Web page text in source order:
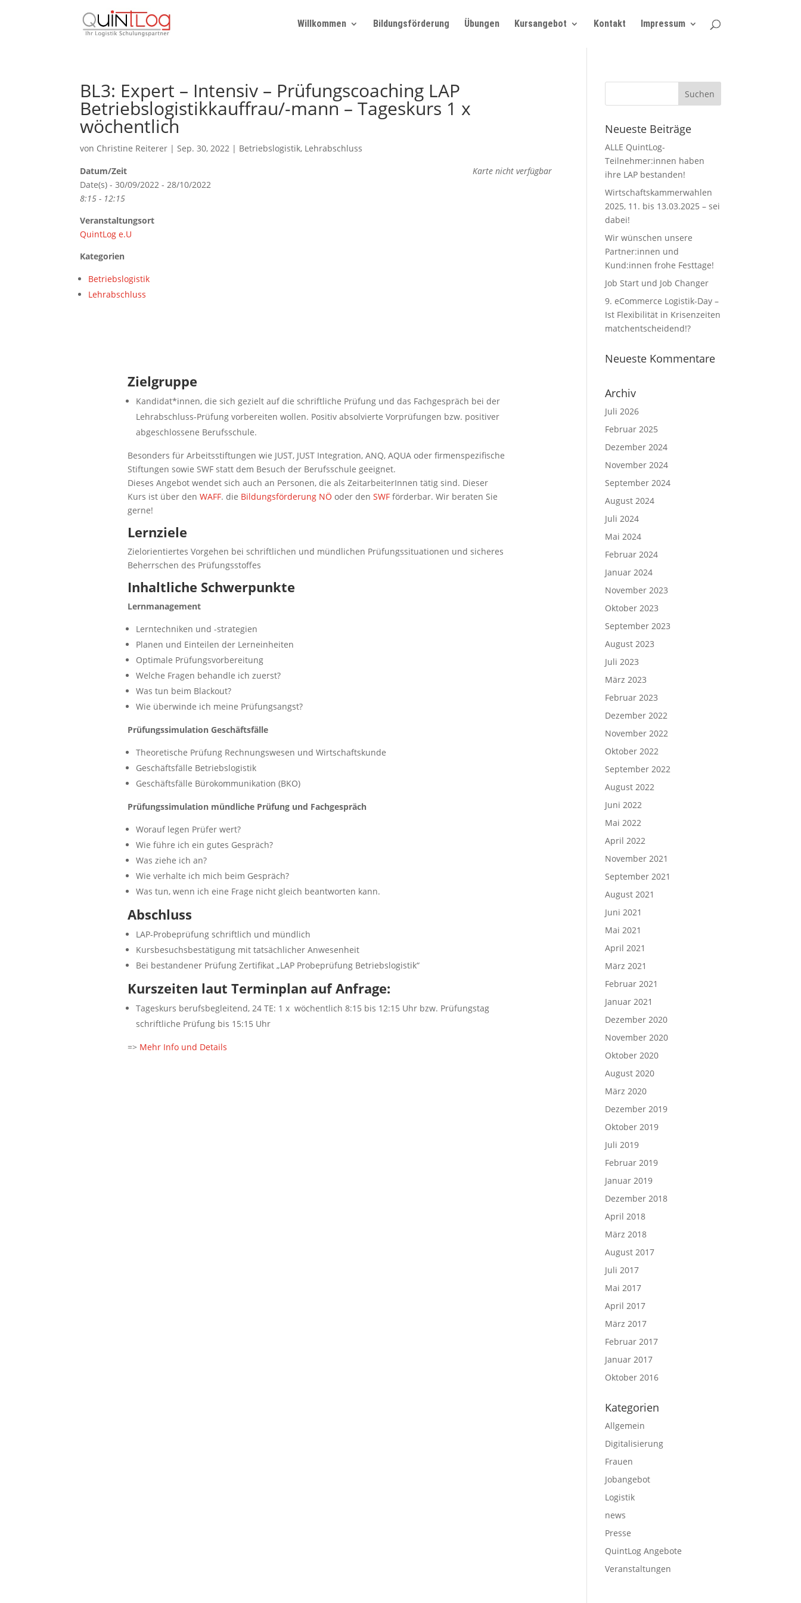
Willkommen Bildungsförderung Übungen Kursangebot Kontakt Impressum
BL3: Expert – Intensiv – Prüfungscoaching LAP
Betriebslogistikkauffrau/-mann – Tageskurs 1 x
wöchentlich
von Christine Reiterer |Sep. 30, 2022 | Betriebslogistik, Lehrabschluss
Karte nicht verfügbar
Datum/Zeit
Date(s) - 30/09/2022 - 28/10/2022
8:15 - 12:15
Veranstaltungsort
QuintLog e.U
Kategorien
Betriebslogistik
Lehrabschluss
Zielgruppe
Kandidat*innen, die sich gezielt auf die schriftliche Prüfung und das Fachgespräch bei der
Lehrabschluss-Prüfung vorbereiten wollen. Positiv absolvierte Vorprüfungen bzw. positiver
abgeschlossene Berufsschule.
Besonders für Arbeitsstiftungen wie JUST, JUST Integration, ANQ, AQUA oder firmenspezifische
Stiftungen sowie SWF statt dem Besuch der Berufsschule geeignet.
Dieses Angebot wendet sich auch an Personen, die als ZeitarbeiterInnen tätig sind. Dieser
Kurs ist über den WAFF. die Bildungsförderung NÖ oder den SWFförderbar. Wir beraten Sie
gerne!
Lernziele
Zielorientiertes Vorgehen bei schriftlichen und mündlichen Prüfungssituationen und sicheres
Beherrschen des Prüfungsstoffes
Inhaltliche Schwerpunkte
Lernmanagement
Lerntechniken und -strategien
Planen und Einteilen der Lerneinheiten
Optimale Prüfungsvorbereitung
Welche Fragen behandle ich zuerst?
Was tun beim Blackout?
Wie überwinde ich meine Prüfungsangst?
Prüfungssimulation Geschäftsfälle
Theoretische Prüfung Rechnungswesen und Wirtschaftskunde
Geschäftsfälle Betriebslogistik
Geschäftsfälle Bürokommunikation (BKO)
Prüfungssimulation mündliche Prüfung und Fachgespräch
Worauf legen Prüfer wert?
Wie führe ich ein gutes Gespräch?
Was ziehe ich an?
Wie verhalte ich mich beim Gespräch?
Was tun, wenn ich eine Frage nicht gleich beantworten kann.
Abschluss
LAP-Probeprüfung schriftlich und mündlich
Kursbesuchsbestätigung mit tatsächlicher Anwesenheit
Bei bestandener Prüfung Zertifikat „LAP Probeprüfung Betriebslogistik“
Kurszeiten laut Terminplan auf Anfrage:
Tageskurs berufsbegleitend, 24 TE: 1 x wöchentlich 8:15 bis 12:15 Uhr bzw. Prüfungstag
schriftliche Prüfung bis 15:15 Uhr
=> Mehr Info und Details
Neueste Beiträge
ALLE QuintLog-
Teilnehmer:innen haben
ihre LAP bestanden!
Wirtschaftskammerwahlen
2025, 11. bis 13.03.2025 – sei
dabei!
Wir wünschen unsere
Partner:innen und
Kund:innen frohe Festtage!
Job Start und Job Changer
9. eCommerce Logistik-Day –
Ist Flexibilität in Krisenzeiten
matchentscheidend!?
Neueste Kommentare
Archiv
Juli 2026
Februar 2025
Dezember 2024
November 2024
September 2024
August 2024
Juli 2024
Mai 2024
Februar 2024
Januar 2024
November 2023
Oktober 2023
September 2023
August 2023
Juli 2023
März 2023
Februar 2023
Dezember 2022
November 2022
Oktober 2022
September 2022
August 2022
Juni 2022
Mai 2022
April 2022
November 2021
September 2021
August 2021
Juni 2021
Mai 2021
April 2021
März 2021
Februar 2021
Januar 2021
Dezember 2020
November 2020
Oktober 2020
August 2020
März 2020
Dezember 2019
Oktober 2019
Juli 2019
Februar 2019
Januar 2019
Dezember 2018
April 2018
März 2018
August 2017
Juli 2017
Mai 2017
April 2017
März 2017
Februar 2017
Januar 2017
Oktober 2016
Kategorien
Allgemein
Digitalisierung
Frauen
Jobangebot
Logistik
news
Presse
QuintLog Angebote
Veranstaltungen